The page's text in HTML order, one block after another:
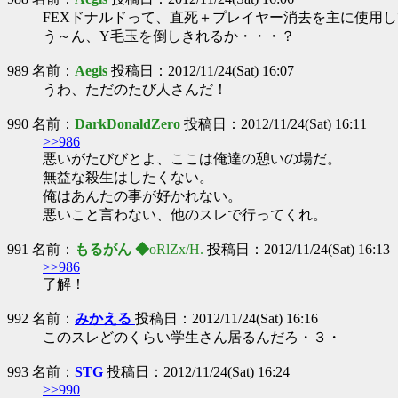
FEXドナルドって、直死＋プレイヤー消去を主に使用
う～ん、Y毛玉を倒しきれるか・・・？
989 名前： Aegis 投稿日：2012/11/24(Sat) 16:07
うわ、ただのたび人さんだ！
990 名前： DarkDonaldZero 投稿日：2012/11/24(Sat) 16:11
>>986
悪いがたびびとよ、ここは俺達の憩いの場だ。
無益な殺生はしたくない。
俺はあんたの事が好かれない。
悪いこと言わない、他のスレで行ってくれ。
991 名前： もるがん ◆oRlZx/H. 投稿日：2012/11/24(Sat) 16:13
>>986
了解！
992 名前： みかえる 投稿日：2012/11/24(Sat) 16:16
このスレどのくらい学生さん居るんだろ・３・
993 名前： STG 投稿日：2012/11/24(Sat) 16:24
>>990